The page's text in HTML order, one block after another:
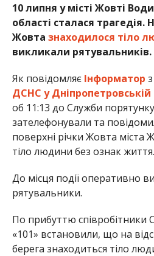
10 липня у місті Жовті
області сталася трагедія.
Жовта знаходилося тіло
викликали рятувальників.
Як повідомляєІнформатор
ДСНС у Дніпропетровській
об 11:13 до Служби
зателефонували та
поверхні річки Жовта міста
тіло людини без ознак життя.
До місця події оперативно
рятувальники.
По прибуттю співробітники
«101» встановили, що на
берега знаходиться тіло